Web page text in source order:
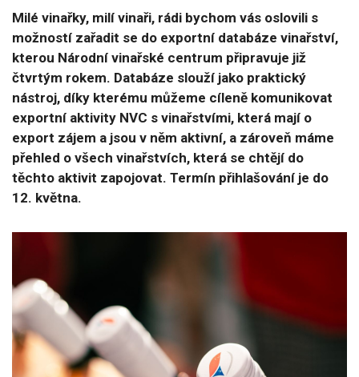
Milé vinařky, milí vinaři, rádi bychom vás oslovili s
možností zařadit se do exportní databáze vinařství,
kterou Národní vinařské centrum připravuje již
čtvrtým rokem. Databáze slouží jako praktický
nástroj, díky kterému můžeme cíleně komunikovat
exportní aktivity NVC s vinařstvími, která mají o
export zájem a jsou v něm aktivní, a zároveň máme
přehled o všech vinařstvích, která se chtějí do
těchto aktivit zapojovat. Termín přihlašování je do
12. května.